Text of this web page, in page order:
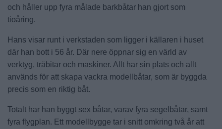
och håller upp fyra målade barkbåtar han gjort som
tioåring.
Hans visar runt i verkstaden som ligger i källaren i huset
där han bott i 56 år. Där nere öppnar sig en värld av
verktyg, träbitar och maskiner. Allt har sin plats och allt
används för att skapa vackra modellbåtar, som är byggda
precis som en riktig båt.
Totalt har han byggt sex båtar, varav fyra segelbåtar, samt
fyra flygplan. Ett modellbygge tar i snitt omkring två år att